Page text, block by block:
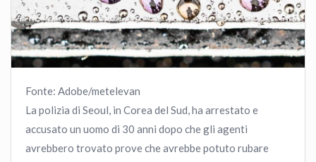
Fonte: Adobe/metelevan
La polizia di Seoul, in Corea del Sud, ha arrestato e
accusato un uomo di 30 anni dopo che gli agenti
avrebbero trovato prove che avrebbe potuto rubare